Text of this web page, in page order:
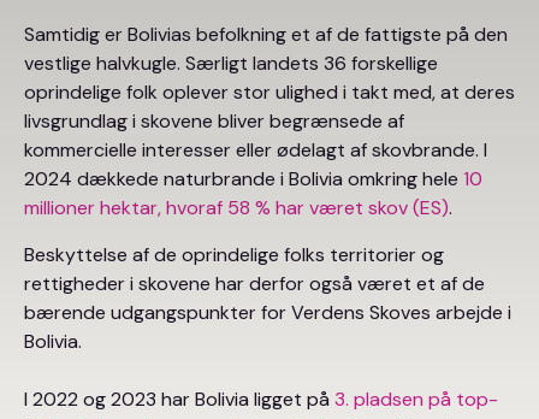
Samtidig er Bolivias befolkning et af de fattigste på den
vestlige halvkugle. Særligt landets 36 forskellige
oprindelige folk oplever stor ulighed i takt med, at deres
livsgrundlag i skovene bliver begrænsede af
kommercielle interesser eller ødelagt af skovbrande. I
2024 dækkede naturbrande i Bolivia omkring hele 10
millioner hektar, hvoraf 58 % har været skov (ES).
Beskyttelse af de oprindelige folks territorier og
rettigheder i skovene har derfor også været et af de
bærende udgangspunkter for Verdens Skoves arbejde i
Bolivia.
I 2022 og 2023 har Bolivia ligget på 3. pladsen på top-